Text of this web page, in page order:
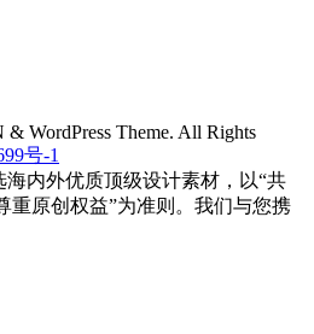
WordPress Theme. All Rights
号-1
海内外优质顶级设计素材，以“共
重原创权益”为准则。我们与您携